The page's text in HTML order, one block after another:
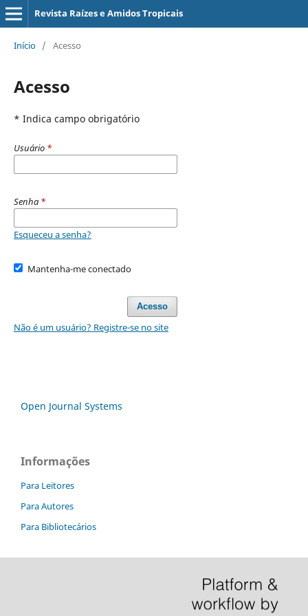
Revista Raízes e Amidos Tropicais
Início / Acesso
Acesso
* Indica campo obrigatório
Usuário *
Senha *
Esqueceu a senha?
Mantenha-me conectado
Acesso
Não é um usuário? Registre-se no site
Open Journal Systems
Informações
Para Leitores
Para Autores
Para Bibliotecários